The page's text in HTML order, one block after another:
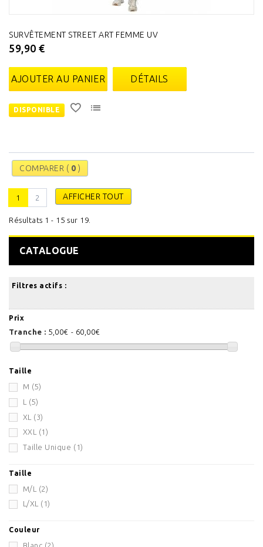
SURVÊTEMENT STREET ART FEMME UV
59,90 €
AJOUTER AU PANIER DÉTAILS
DISPONIBLE
COMPARER ( 0 )
AFFICHER TOUT
1 2
Résultats 1 - 15 sur 19.
CATALOGUE
Filtres actifs :
Prix
Tranche : 5,00€ - 60,00€
Taille
M (5)
L (5)
XL (3)
XXL (1)
Taille Unique (1)
Taille
M/L (2)
L/XL (1)
Couleur
Blanc (2)